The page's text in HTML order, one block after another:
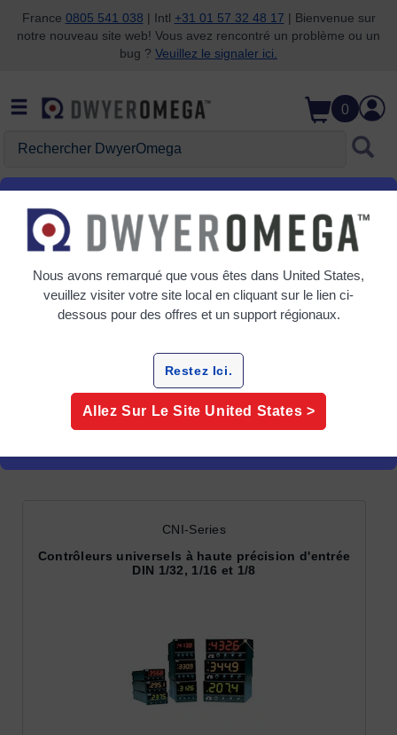
Passer à la recherche
Passer au contenu principal
Passer à la navigation
France 0805 541 038 | Intl +31 01 57 32 48 17 | Bienvenue sur
notre nouveau site web! Vous avez rencontré un problème ou un
bug ? Veuillez le signaler ici.
0
Accueil
Automatisation, contrôle et surveillance
Dispositifs de contrôle et de surveillance de processus
Contrôleurs PID
Tableau
Affiner
CNI-Series
Contrôleurs universels à haute précision d'entrée
DIN 1/32, 1/16 et 1/8
Nous avons remarqué que vous êtes dans United States,
veuillez visiter votre site local en cliquant sur le lien ci-
dessous pour des offres et un support régionaux.
Restez Ici.
Allez Sur Le Site United States >